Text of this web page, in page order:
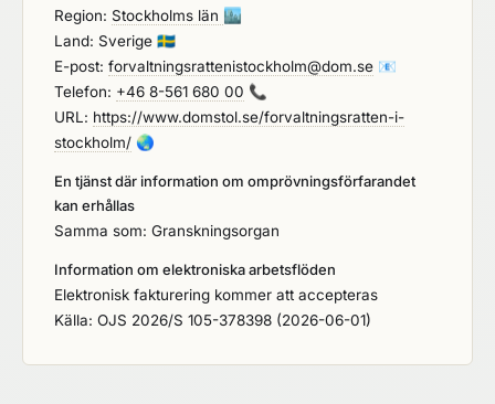
Region: Stockholms län 🏙️
Land: Sverige 🇸🇪
E-post: forvaltningsrattenistockholm@dom.se 📧
Telefon: +46 8-561 680 00 📞
URL: https://www.domstol.se/forvaltningsratten-i-
stockholm/ 🌏
En tjänst där information om omprövningsförfarandet
kan erhållas
Samma som: Granskningsorgan
Information om elektroniska arbetsflöden
Elektronisk fakturering kommer att accepteras
Källa: OJS 2026/S 105-378398 (2026-06-01)